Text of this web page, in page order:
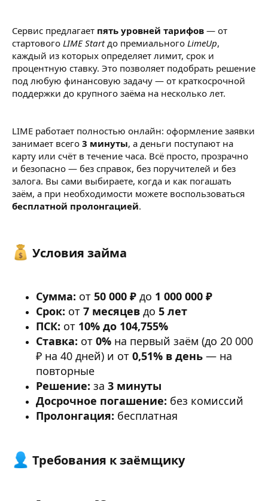
Сервис предлагает пять уровней тарифов — от
стартового LIME Startдо премиального LimeUp,
каждый из которых определяет лимит, срок и
процентную ставку. Это позволяет подобрать решение
под любую финансовую задачу — от краткосрочной
поддержки до крупного заёма на несколько лет.
LIME работает полностью онлайн: оформление заявки
занимает всего 3 минуты, а деньги поступают на
карту или счёт в течение часа. Всё просто, прозрачно
и безопасно — без справок, без поручителей и без
залога. Вы сами выбираете, когда и как погашать
заём, а при необходимости можете воспользоваться
бесплатной пролонгацией.
Условия займа​
Сумма: от 50 000 ₽ до 1 000 000 ₽
Срок: от 7 месяцев до 5 лет
ПСК: от 10% до 104,755%
Ставка: от 0% на первый заём (до 20 000
₽ на 40 дней) и от 0,51% в день — на
повторные
Решение: за 3 минуты
Досрочное погашение: без комиссий
Пролонгация: бесплатная
Требования к заёмщику​